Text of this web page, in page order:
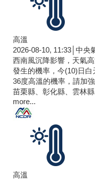
高溫
2026-08-10, 11:33│中央
西南風沉降影響，天氣
發生的機率，今(10)日
36度高溫的機率，請加
苗栗縣、彰化縣、雲林
more...
高溫